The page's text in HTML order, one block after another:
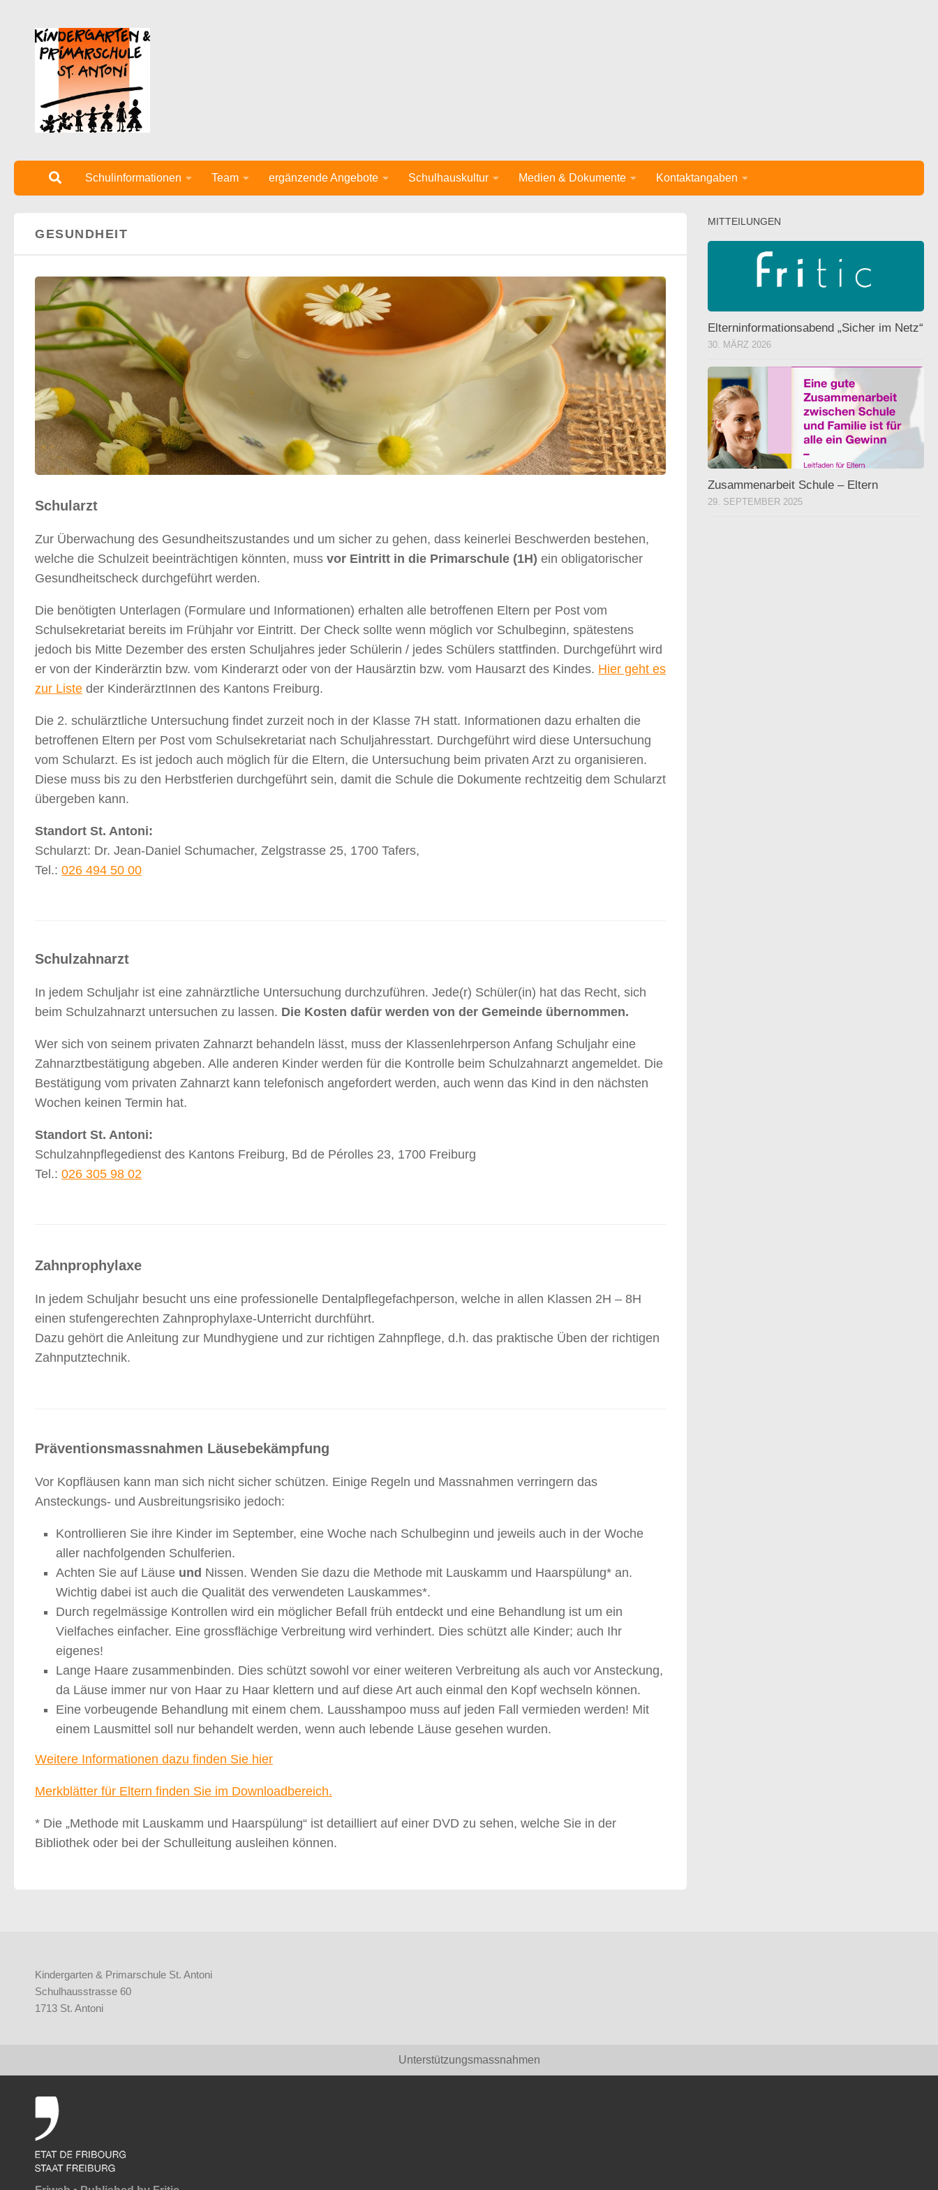
Schulinformationen Team ergänzende Angebote Schulhauskultur Medien & Dokumente Kontaktangaben
GESUNDHEIT
Schularzt
Zur Überwachung des Gesundheitszustandes und um sicher zu gehen, dass keinerlei Beschwerden bestehen,
welche die Schulzeit beeinträchtigen könnten, muss vor Eintritt in die Primarschule (1H) ein obligatorischer
Gesundheitscheck durchgeführt werden.
Die benötigten Unterlagen (Formulare und Informationen) erhalten alle betroffenen Eltern per Post vom
Schulsekretariat bereits im Frühjahr vor Eintritt. Der Check sollte wenn möglich vor Schulbeginn, spätestens
jedoch bis Mitte Dezember des ersten Schuljahres jeder Schülerin / jedes Schülers stattfinden. Durchgeführt wird
er von der Kinderärztin bzw. vom Kinderarzt oder von der Hausärztin bzw. vom Hausarzt des Kindes. Hier geht es
zur Liste der KinderärztInnen des Kantons Freiburg.
Die 2. schulärztliche Untersuchung findet zurzeit noch in der Klasse 7H statt. Informationen dazu erhalten die
betroffenen Eltern per Post vom Schulsekretariat nach Schuljahresstart. Durchgeführt wird diese Untersuchung
vom Schularzt. Es ist jedoch auch möglich für die Eltern, die Untersuchung beim privaten Arzt zu organisieren.
Diese muss bis zu den Herbstferien durchgeführt sein, damit die Schule die Dokumente rechtzeitig dem Schularzt
übergeben kann.
Standort St. Antoni:
Schularzt: Dr. Jean-Daniel Schumacher, Zelgstrasse 25, 1700 Tafers,
Tel.: 026 494 50 00
Schulzahnarzt
In jedem Schuljahr ist eine zahnärztliche Untersuchung durchzuführen. Jede(r) Schüler(in) hat das Recht, sich
beim Schulzahnarzt untersuchen zu lassen. Die Kosten dafür werden von der Gemeinde übernommen.
Wer sich von seinem privaten Zahnarzt behandeln lässt, muss der Klassenlehrperson Anfang Schuljahr eine
Zahnarztbestätigung abgeben. Alle anderen Kinder werden für die Kontrolle beim Schulzahnarzt angemeldet. Die
Bestätigung vom privaten Zahnarzt kann telefonisch angefordert werden, auch wenn das Kind in den nächsten
Wochen keinen Termin hat.
Standort St. Antoni:
Schulzahnpflegedienst des Kantons Freiburg, Bd de Pérolles 23, 1700 Freiburg
Tel.: 026 305 98 02
Zahnprophylaxe
In jedem Schuljahr besucht uns eine professionelle Dentalpflegefachperson, welche in allen Klassen 2H – 8H
einen stufengerechten Zahnprophylaxe-Unterricht durchführt.
Dazu gehört die Anleitung zur Mundhygiene und zur richtigen Zahnpflege, d.h. das praktische Üben der richtigen
Zahnputztechnik.
Präventionsmassnahmen Läusebekämpfung
Vor Kopfläusen kann man sich nicht sicher schützen. Einige Regeln und Massnahmen verringern das
Ansteckungs- und Ausbreitungsrisiko jedoch:
Kontrollieren Sie ihre Kinder im September, eine Woche nach Schulbeginn und jeweils auch in der Woche
aller nachfolgenden Schulferien.
Achten Sie auf Läuse und Nissen. Wenden Sie dazu die Methode mit Lauskamm und Haarspülung* an.
Wichtig dabei ist auch die Qualität des verwendeten Lauskammes*.
Durch regelmässige Kontrollen wird ein möglicher Befall früh entdeckt und eine Behandlung ist um ein
Vielfaches einfacher. Eine grossflächige Verbreitung wird verhindert. Dies schützt alle Kinder; auch Ihr
eigenes!
Lange Haare zusammenbinden. Dies schützt sowohl vor einer weiteren Verbreitung als auch vor Ansteckung,
da Läuse immer nur von Haar zu Haar klettern und auf diese Art auch einmal den Kopf wechseln können.
Eine vorbeugende Behandlung mit einem chem. Lausshampoo muss auf jeden Fall vermieden werden! Mit
einem Lausmittel soll nur behandelt werden, wenn auch lebende Läuse gesehen wurden.
Weitere Informationen dazu finden Sie hier
Merkblätter für Eltern finden Sie im Downloadbereich.
* Die „Methode mit Lauskamm und Haarspülung“ ist detailliert auf einer DVD zu sehen, welche Sie in der
Bibliothek oder bei der Schulleitung ausleihen können.
MITTEILUNGEN
Elterninformationsabend „Sicher im Netz“
30. MÄRZ 2026
Zusammenarbeit Schule – Eltern
29. SEPTEMBER 2025
Kindergarten & Primarschule St. Antoni
Schulhausstrasse 60
1713 St. Antoni
Unterstützungsmassnahmen